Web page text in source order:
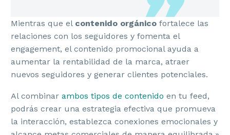
Mientras que el contenido orgánico fortalece las
relaciones con los seguidores y fomenta el
engagement, el contenido promocional ayuda a
aumentar la rentabilidad de la marca, atraer
nuevos seguidores y generar clientes potenciales.
Al combinar ambos tipos de contenido en tu feed,
podrás crear una estrategia efectiva que promueva
la interacción, establezca conexiones emocionales y